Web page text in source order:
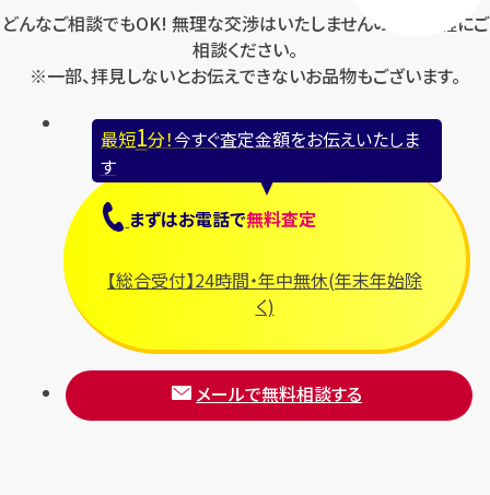
どんなご相談でもOK! 無理な交渉はいたしませんのでお気軽にご
相談ください。
※一部、拝見しないとお伝えできないお品物もございます。
最短1分！今すぐ査定金額をお伝えいたしま
す
まずはお電話で無料査定
【総合受付】24時間・年中無休(年末年始除
く)
メールで無料相談する